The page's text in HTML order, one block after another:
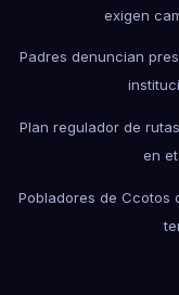
exigen
Padres denuncian
Plan regulador de
en
Pobladores de Ccotos